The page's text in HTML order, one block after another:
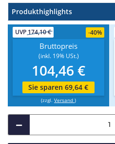
Produkthighlights
UVP 174,10 € -40%
Bruttopreis
(inkl. 19% USt.)
104,46 €
Sie sparen 69,64 €
(zzgl. Versand )